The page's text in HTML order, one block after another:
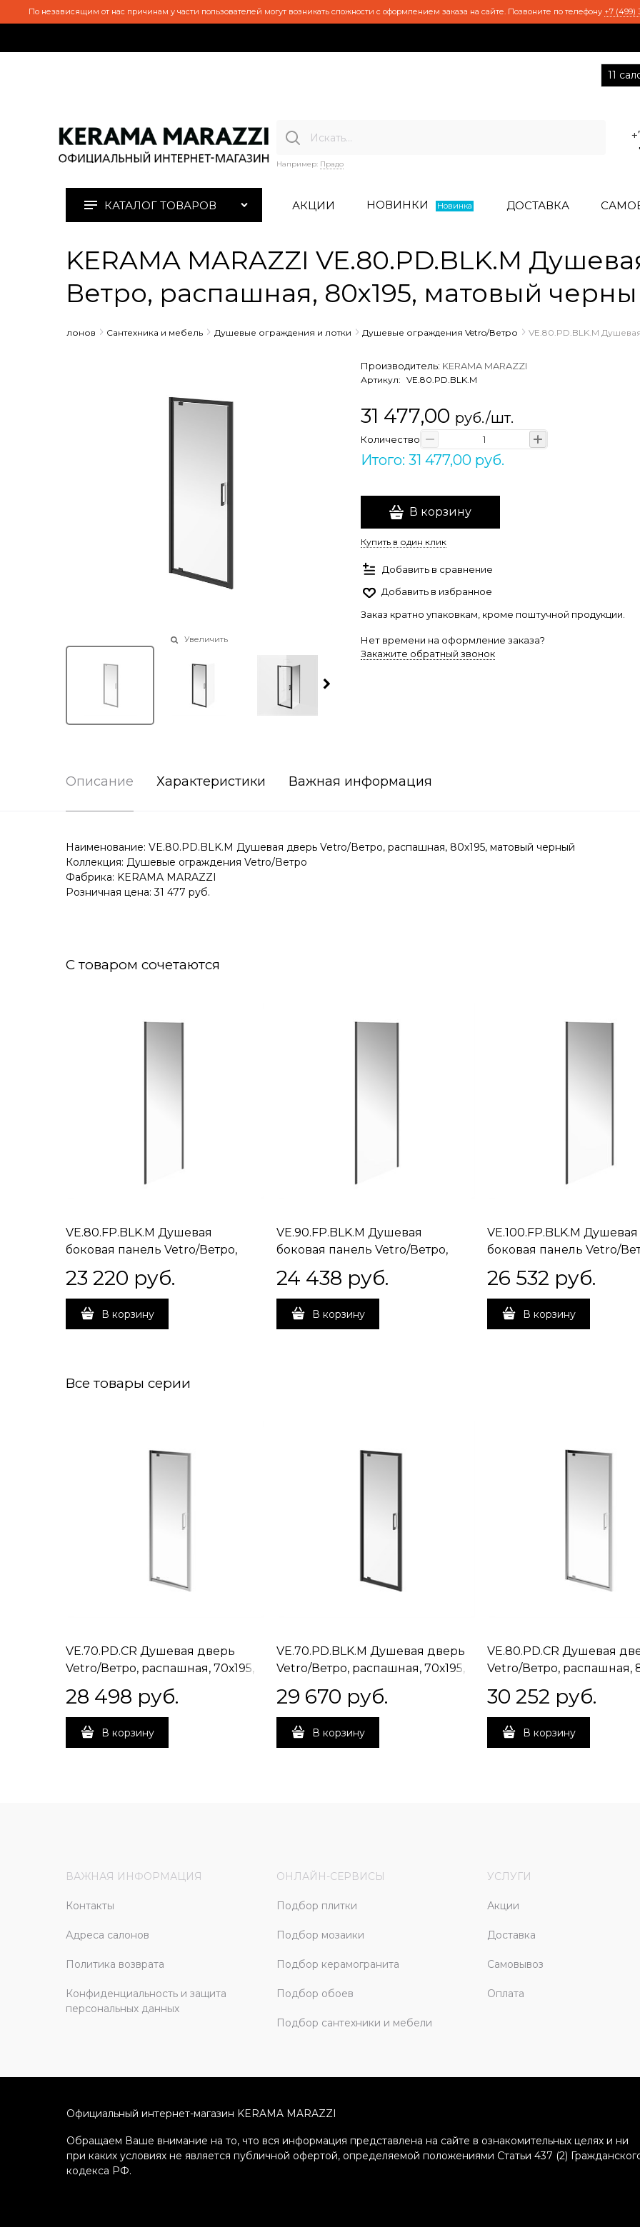
По независящим от нас причинам у части пользователей могут возникать сложности с оформлением заказа на сайте. Позвоните по телефону +7 (499)
11
Например: Прадо
КАТАЛОГ ТОВАРОВ АКЦИИ НОВИНКИ Новинка ДОСТАВКА
KERAMA MARAZZI VE.80.PD.BLK.M
Ветро, распашная, 80х195, матовый
салонов Сантехника и мебель Душевые ограждения и лотки Душевые ограждения Vetro/Ветро VE.80.PD.BLK.M
Увеличить
Производитель: KERAMA MARAZZI
Артикул: VE.80.PD.BLK.M
31 477,00 руб./шт.
Количество
Итого: 31 477,00 руб.
В корзину
Купить в один клик
Добавить в сравнение
Добавить в избранное
Заказ кратно упаковкам, кроме поштучной продукции.
Нет времени на оформление заказа?
Закажите обратный звонок
Описание Характеристики Важная информация
Наименование: VE.80.PD.BLK.M Душевая дверь Vetro/Ветро, распашная, 80х195, матовый черный
Коллекция: Душевые ограждения Vetro/Ветро
Фабрика: KERAMA MARAZZI
Розничная цена: 31 477 руб.
С товаром сочетаются
VE.80.FP.BLK.M Душевая
боковая панель Vetro/Ветро,
80х195, матовый черный
23 220 руб.
В корзину
VE.90.FP.BLK.M Душевая
боковая панель Vetro/Ветро,
90х195, матовый черный
24 438 руб.
В корзину
VE.100.FP.BLK.M Душевая
боковая панель Vetro/
100х195, матовый черный
26 532 руб.
В корзину
Все товары серии
VE.70.PD.CR Душевая дверь
Vetro/Ветро, распашная, 70х195,
28 498 руб.
В корзину
VE.70.PD.BLK.M Душевая дверь
Vetro/Ветро, распашная, 70х195,
матовый черный
29 670 руб.
В корзину
VE.80.PD.CR Душевая
Vetro/Ветро, распашная,
30 252 руб.
В корзину
ВАЖНАЯ ИНФОРМАЦИЯ
Контакты
Адреса салонов
Политика возврата
Конфиденциальность и защита
персональных данных
ОНЛАЙН-СЕРВИСЫ
Подбор плитки
Подбор мозаики
Подбор керамогранита
Подбор обоев
Подбор сантехники и мебели
УСЛУГИ
Акции
Доставка
Самовывоз
Оплата
Официальный интернет-магазин KERAMA MARAZZI
Обращаем Ваше внимание на то, что вся информация представлена на сайте в ознакомительных целях и ни
при каких условиях не является публичной офертой, определяемой положениями Статьи 437 (2)
кодекса РФ.